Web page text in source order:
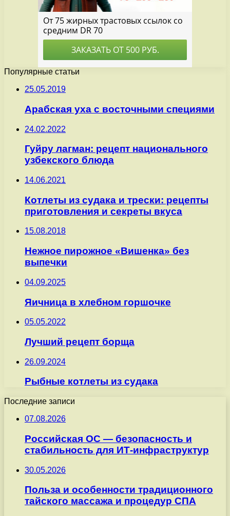
Популярные статьи
25.05.2019
Арабская уха с восточными специями
24.02.2022
Гуйру лагман: рецепт национального
узбекского блюда
14.06.2021
Котлеты из судака и трески: рецепты
приготовления и секреты вкуса
15.08.2018
Нежное пирожное «Вишенка» без
выпечки
04.09.2025
Яичница в хлебном горшочке
05.05.2022
Лучший рецепт борща
26.09.2024
Рыбные котлеты из судака
Последние записи
07.08.2026
Российская ОС — безопасность и
стабильность для ИТ-инфраструктур
30.05.2026
Польза и особенности традиционного
тайского массажа и процедур СПА